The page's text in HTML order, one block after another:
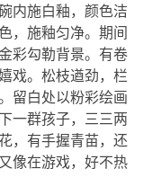
内施白釉，颜色洁
，施釉匀净。期间
彩勾勒背景。有卷
戏。松枝遒劲，栏
留白处以粉彩绘画
一群孩子，三三两
，有手握青苗，还
像在游戏，好不热